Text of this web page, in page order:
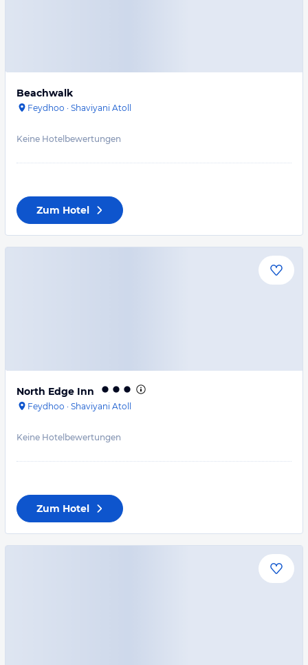
Beachwalk
Feydhoo · Shaviyani Atoll
Keine Hotelbewertungen
Zum Hotel
North Edge Inn
Feydhoo · Shaviyani Atoll
Keine Hotelbewertungen
Zum Hotel